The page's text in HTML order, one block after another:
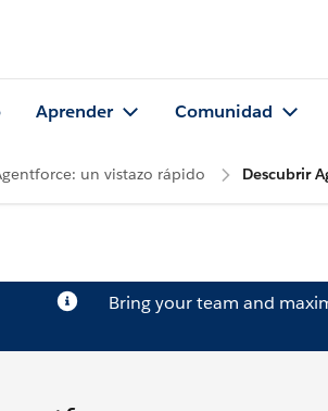
Aprender Comunidad
un vistazo rápido Descubrir
Bring your team and